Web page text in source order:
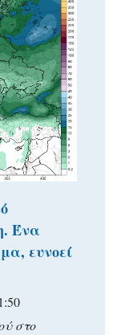
Ένα
ευνοεί
στο